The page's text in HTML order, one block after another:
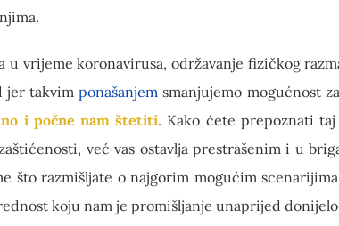
u vrijeme koronavirusa, održavanje fizičkog
jer takvimponašanjem smanjujemo mogućnost
i počne nam štetiti. Kako ćete prepoznati
već vas ostavlja prestrašenim i u
što razmišljate o najgorim mogućim
koju nam je promišljanje unaprijed